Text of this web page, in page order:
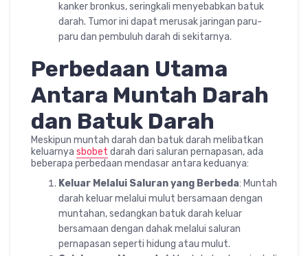
kanker bronkus, seringkali menyebabkan batuk
darah. Tumor ini dapat merusak jaringan paru-
paru dan pembuluh darah di sekitarnya.
Perbedaan Utama
Antara Muntah Darah
dan Batuk Darah
Meskipun muntah darah dan batuk darah melibatkan
keluarnya sbobet darah dari saluran pernapasan, ada
beberapa perbedaan mendasar antara keduanya:
Keluar Melalui Saluran yang Berbeda: Muntah
darah keluar melalui mulut bersamaan dengan
muntahan, sedangkan batuk darah keluar
bersamaan dengan dahak melalui saluran
pernapasan seperti hidung atau mulut.